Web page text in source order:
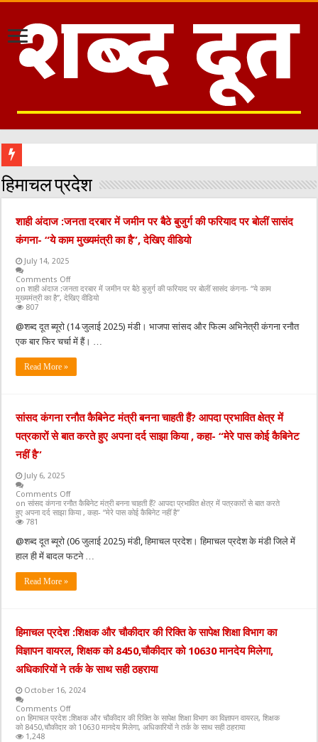
हिमाचल प्रदेश
शाही अंदाज :जनता दरबार में जमीन पर बैठे बुजुर्ग की फरियाद पर बोलीं सासंद
कंगना- “ये काम मुख्यमंत्री का है”, देखिए वीडियो
July 14, 2025
Comments Off
on शाही अंदाज :जनता दरबार में जमीन पर बैठे बुजुर्ग की फरियाद पर बोलीं सासंद कंगना- “ये काम
मुख्यमंत्री का है”, देखिए वीडियो
807
@शब्द दूत ब्यूरो (14 जुलाई 2025) मंडी। भाजपा सांसद और फिल्म अभिनेत्री कंगना रनौत
एक बार फिर चर्चा में हैं। …
Read More »
सांसद कंगना रनौत कैबिनेट मंत्री बनना चाहती हैं? आपदा प्रभावित क्षेत्र में
पत्रकारों से बात करते हुए अपना दर्द साझा किया , कहा- “मेरे पास कोई कैबिनेट
नहीं है”
July 6, 2025
Comments Off
on सांसद कंगना रनौत कैबिनेट मंत्री बनना चाहती हैं? आपदा प्रभावित क्षेत्र में पत्रकारों से बात करते
हुए अपना दर्द साझा किया , कहा- “मेरे पास कोई कैबिनेट नहीं है”
781
@शब्द दूत ब्यूरो (06 जुलाई 2025) मंडी, हिमाचल प्रदेश। हिमाचल प्रदेश के मंडी जिले में
हाल ही में बादल फटने …
Read More »
हिमाचल प्रदेश :शिक्षक और चौकीदार की रिक्ति के सापेक्ष शिक्षा विभाग का
विज्ञापन वायरल, शिक्षक को 8450,चौकीदार को 10630 मानदेय मिलेगा,
अधिकारियों ने तर्क के साथ सही ठहराया
October 16, 2024
Comments Off
on हिमाचल प्रदेश :शिक्षक और चौकीदार की रिक्ति के सापेक्ष शिक्षा विभाग का विज्ञापन वायरल, शिक्षक
को 8450,चौकीदार को 10630 मानदेय मिलेगा, अधिकारियों ने तर्क के साथ सही ठहराया
1,248